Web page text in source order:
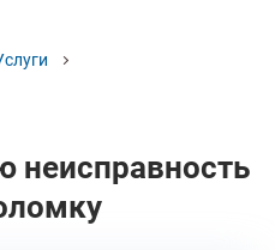
неисправность